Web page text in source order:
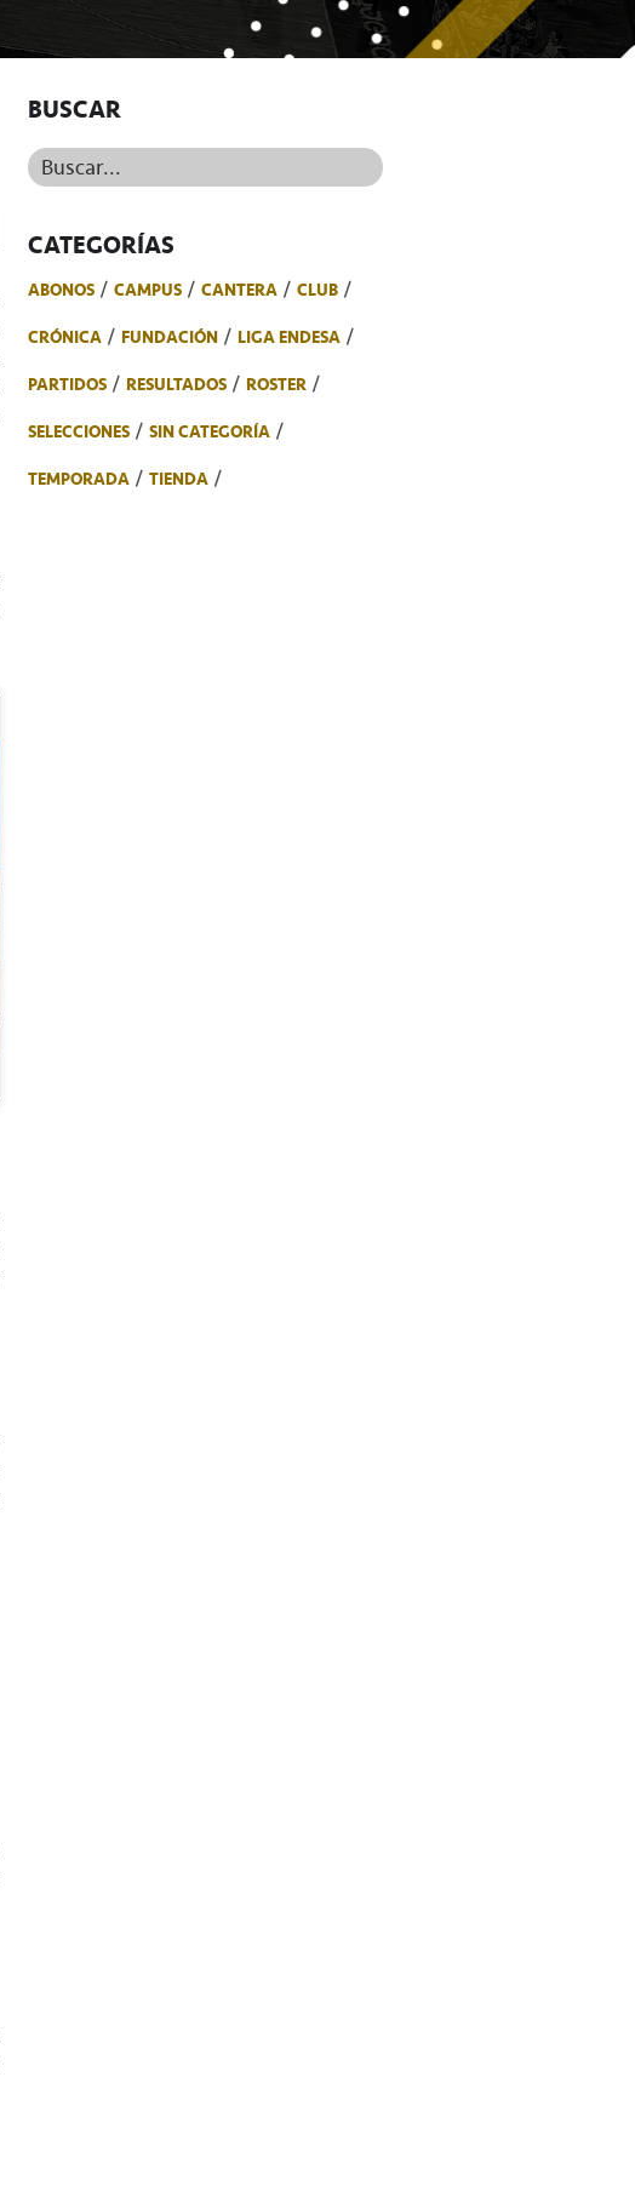
BUSCAR
Buscar...
CATEGORÍAS
ABONOS CAMPUS CANTERA
CLUB
CRÓNICA
FUNDACIÓN
LIGA ENDESA
PARTIDOS
RESULTADOS
ROSTER
SELECCIONES
SIN CATEGORÍA
TEMPORADA
TIENDA